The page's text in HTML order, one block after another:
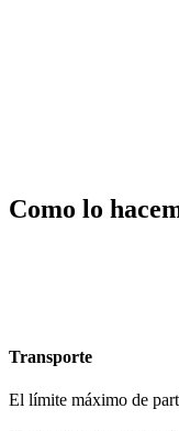
Como lo
Transporte
El límite máximo de